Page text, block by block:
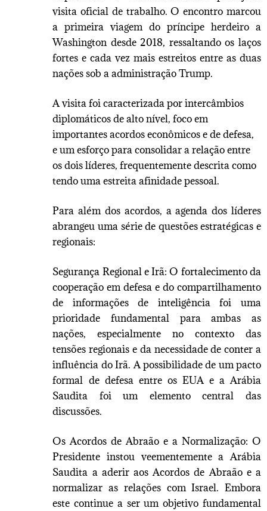
visita oficial de trabalho. O encontro marcou
a primeira viagem do príncipe herdeiro a
Washington desde 2018, ressaltando os laços
fortes e cada vez mais estreitos entre as duas
nações sob a administração Trump.
A visita foi caracterizada por intercâmbios
diplomáticos de alto nível, foco em
importantes acordos econômicos e de defesa,
e um esforço para consolidar a relação entre
os dois líderes, frequentemente descrita como
tendo uma estreita afinidade pessoal.
Para além dos acordos, a agenda dos líderes
abrangeu uma série de questões estratégicas e
regionais:
Segurança Regional e Irã: O fortalecimento da
cooperação em defesa e do compartilhamento
de informações de inteligência foi uma
prioridade fundamental para ambas as
nações, especialmente no contexto das
tensões regionais e da necessidade de conter a
influência do Irã. A possibilidade de um pacto
formal de defesa entre os EUA e a Arábia
Saudita foi um elemento central das
discussões.
Os Acordos de Abraão e a Normalização: O
Presidente instou veementemente a Arábia
Saudita a aderir aos Acordos de Abraão e a
normalizar as relações com Israel. Embora
este continue a ser um objetivo fundamental